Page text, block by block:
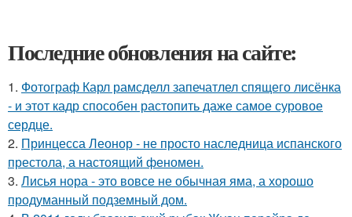
Последние обновления на сайте:
1. Фотограф Карл рамсделл запечатлел спящего лисёнка
- и этот кадр способен растопить даже самое суровое
сердце.
2. Принцесса Леонор - не просто наследница испанского
престола, а настоящий феномен.
3. Лисья нора - это вовсе не обычная яма, а хорошо
продуманный подземный дом.